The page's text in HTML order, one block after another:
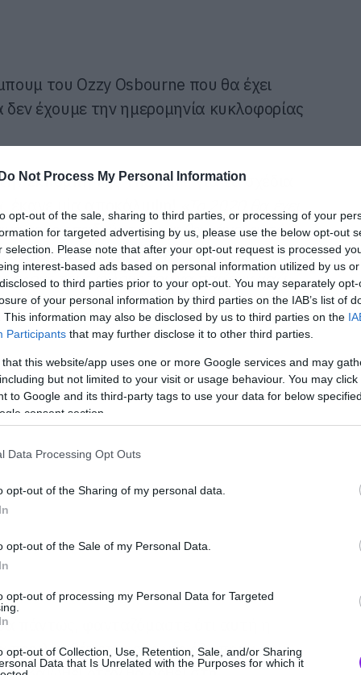
Do Not Process My Personal Information
opt-out of the sale, sharing to third parties, or processing of your
for targeted advertising by us, please use the below opt-out
selection. Please note that after your opt-out request is processed
interest-based ads based on personal information utilized by us
to third parties prior to your opt-out. You may separately
of your personal information by third parties on the IAB’s list of
This information may also be disclosed by us to third parties on the
Participants that may further disclose it to other third parties.
that this website/app uses one or more Google services and may
but not limited to your visit or usage behaviour. You may
to Google and its third-party tags to use your data for below
consent section.
Data Processing Opt Outs
opt-out of the Sharing of my personal data.
opt-out of the Sale of my Personal Data.
opt-out of processing my Personal Data for Targeted
opt-out of Collection, Use, Retention, Sale, and/or Sharing
Data that Is Unrelated with the Purposes for which it
του Ozzy Osbourne που θα έχει
έχουμε την ημερομηνία κυκλοφορίας
εκπομπή της The Talk, για τα σχέδια
έκανε μία αποκάλυψη!
τους οπαδούς του και θα κάνει αυτό
μπροστά στο κοινό. Ναι, υπάρχει νέα
όλους τους φίλους του να παίζουν μαζί
τον Elton John. Υπάρχουν πάρα πολλά
πάντως, φανταζόμαστε ότι αυτή η
περιλαμβάνεται στο νέο άλμπουμ του